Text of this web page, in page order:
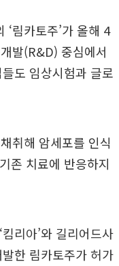
림카토주’가 올해 4
발(R&D) 중심에서
도 임상시험과 글로
취해 암세포를 인식
존 치료에 반응하지
리아’와 길리어드사
한 림카토주가 허가